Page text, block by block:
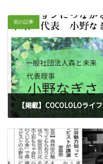
前の記事
【掲載】COCOLOLOライ